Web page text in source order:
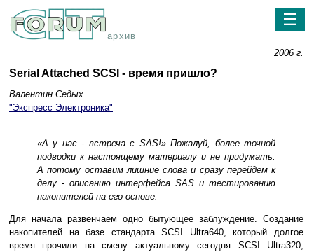
архив
☰
2006 г.
Serial Attached SCSI - время пришло?
Валентин Седых
"Экспресс Электроника"
«А у нас - встреча с SAS!» Пожалуй, более точной
подводки к настоящему материалу и не придумать.
А потому оставим лишние слова и сразу перейдем к
делу - описанию интерфейса SAS и тестированию
накопителей на его основе.
Для начала развенчаем одно бытующее заблуждение. Создание
накопителей на базе стандарта SCSI Ultra640, который долгое
время прочили на смену актуальному сегодня SCSI Ultra320,